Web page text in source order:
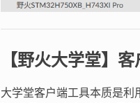
【野火大学堂】
大学堂客户端工具本质是利